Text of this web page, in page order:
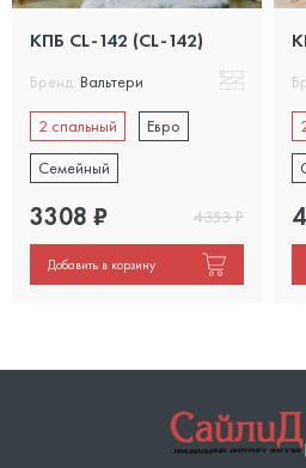
КПБ CL-142 (CL-142)
Бренд: Вальтери
2 спальный
Евро
Семейный
3308 ₽ 4353₽
Добавить в корзину